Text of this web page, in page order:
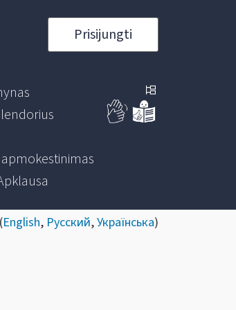
Prisijungti
English, Русский,Українська)